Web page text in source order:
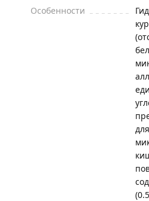
Особенности